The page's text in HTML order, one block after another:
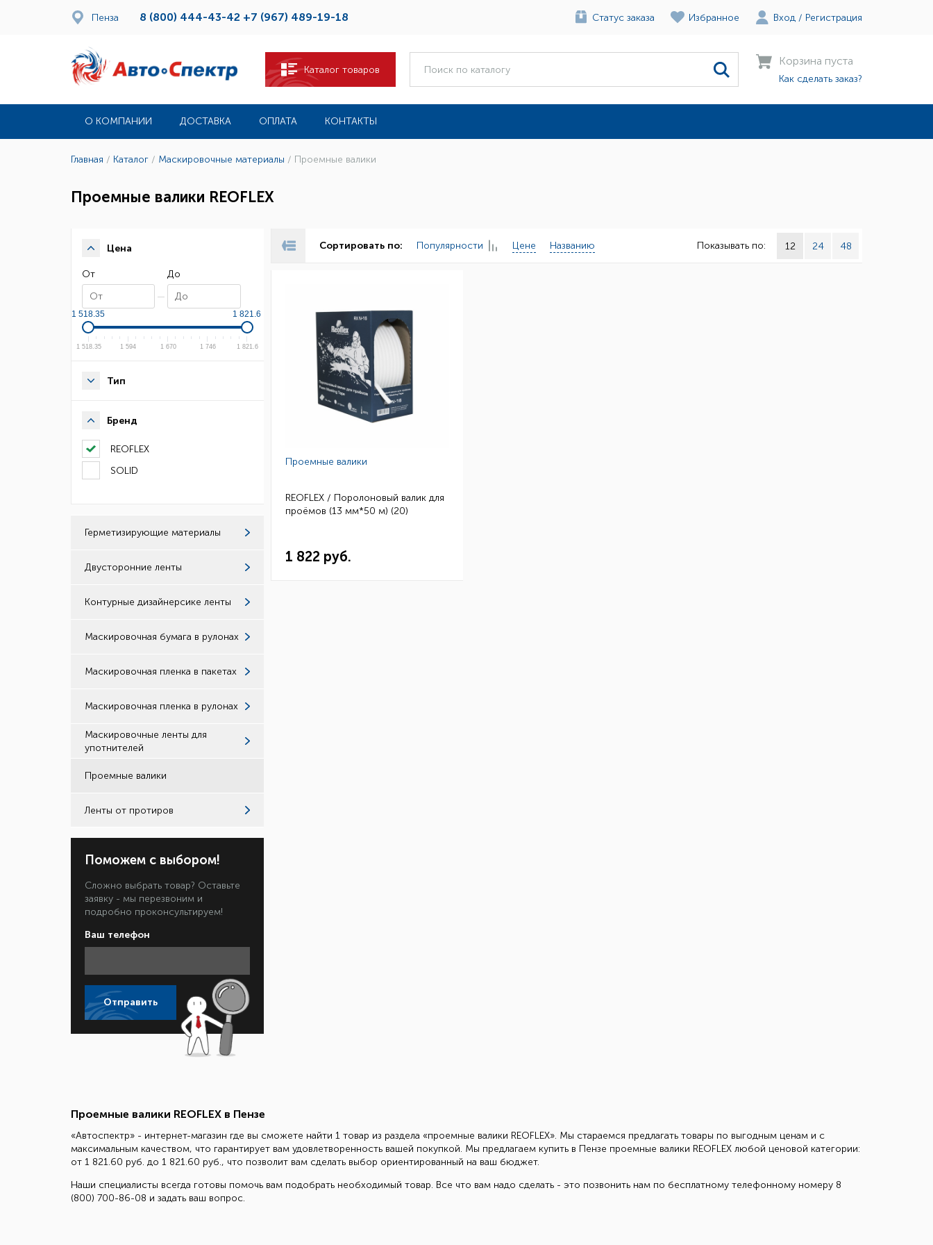
Пенза 8 (800) 444-43-42 +7 (967) 489-19-18 Статус заказа Избранное Вход / Регистрация
Каталог товаров
Корзина пуста
Как сделать заказ?
О КОМПАНИИ ДОСТАВКА ОПЛАТА КОНТАКТЫ
Главная / Каталог / Маскировочные материалы / Проемные валики
Проемные валики REOFLEX
Цена
От До
1 518.35 1 821.6
1 518.35 1 594 1 670 1 746 1 821.6
Тип
Бренд
REOFLEX
SOLID
Герметизирующие материалы
Двусторонние ленты
Контурные дизайнерсике ленты
Маскировочная бумага в рулонах
Маскировочная пленка в пакетах
Маскировочная пленка в рулонах
Маскировочные ленты для
употнителей
Проемные валики
Ленты от протиров
Поможем с выбором!
Сложно выбрать товар? Оставьте
заявку - мы перезвоним и
подробно проконсультируем!
Ваш телефон
Отправить
Сортировать по: Популярности Цене Названию Показывать по: 12 24 48
Проемные валики
REOFLEX / Поролоновый валик для
проёмов (13 мм*50 м) (20)
1 822 руб.
Проемные валики REOFLEX в Пензе
«Автоспектр» - интернет-магазин где вы сможете найти 1 товар из раздела «проемные валики REOFLEX». Мы стараемся предлагать товары по выгодным ценам и с
максимальным качеством, что гарантирует вам удовлетворенность вашей покупкой. Мы предлагаем купить в Пензе проемные валики REOFLEX любой ценовой категории:
от 1 821.60 руб. до 1 821.60 руб., что позволит вам сделать выбор ориентированный на ваш бюджет.
Наши специалисты всегда готовы помочь вам подобрать необходимый товар. Все что вам надо сделать - это позвонить нам по бесплатному телефонному номеру 8
(800) 700-86-08 и задать ваш вопрос.